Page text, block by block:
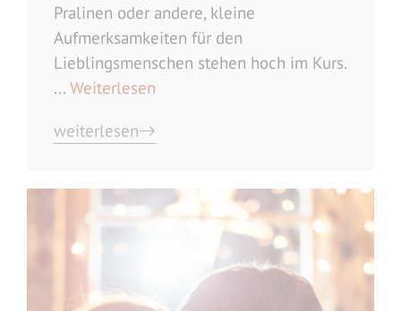
Pralinen oder andere, kleine
Aufmerksamkeiten für den
Lieblingsmenschen stehen hoch im Kurs.
... Weiterlesen
weiterlesen